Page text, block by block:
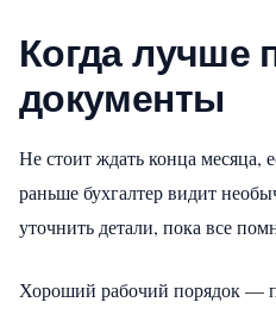
Когда лучше
документы
Не стоит ждать конца месяца,
раньше бухгалтер видит
уточнить детали, пока все
Хороший рабочий порядок —